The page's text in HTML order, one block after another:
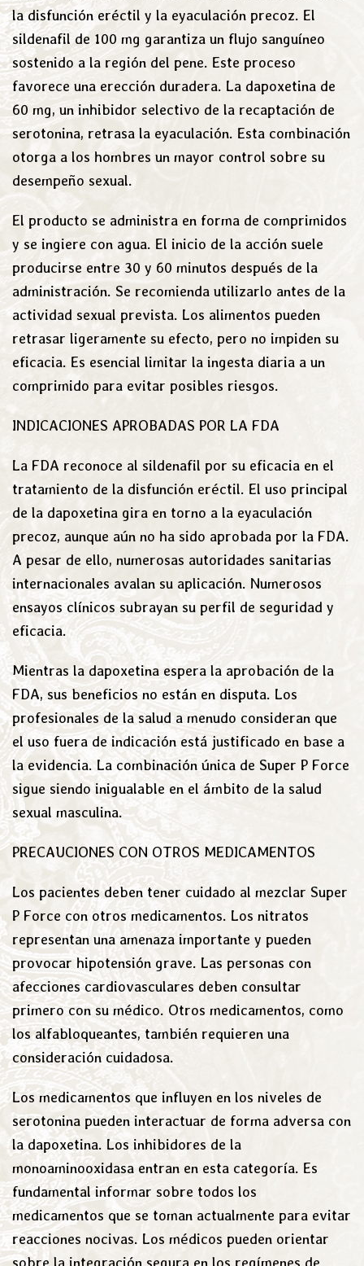
la disfunción eréctil y la eyaculación precoz. El
sildenafil de 100 mg garantiza un flujo sanguíneo
sostenido a la región del pene. Este proceso
favorece una erección duradera. La dapoxetina de
60 mg, un inhibidor selectivo de la recaptación de
serotonina, retrasa la eyaculación. Esta combinación
otorga a los hombres un mayor control sobre su
desempeño sexual.
El producto se administra en forma de comprimidos
y se ingiere con agua. El inicio de la acción suele
producirse entre 30 y 60 minutos después de la
administración. Se recomienda utilizarlo antes de la
actividad sexual prevista. Los alimentos pueden
retrasar ligeramente su efecto, pero no impiden su
eficacia. Es esencial limitar la ingesta diaria a un
comprimido para evitar posibles riesgos.
INDICACIONES APROBADAS POR LA FDA
La FDA reconoce al sildenafil por su eficacia en el
tratamiento de la disfunción eréctil. El uso principal
de la dapoxetina gira en torno a la eyaculación
precoz, aunque aún no ha sido aprobada por la FDA.
A pesar de ello, numerosas autoridades sanitarias
internacionales avalan su aplicación. Numerosos
ensayos clínicos subrayan su perfil de seguridad y
eficacia.
Mientras la dapoxetina espera la aprobación de la
FDA, sus beneficios no están en disputa. Los
profesionales de la salud a menudo consideran que
el uso fuera de indicación está justificado en base a
la evidencia. La combinación única de Super P Force
sigue siendo inigualable en el ámbito de la salud
sexual masculina.
PRECAUCIONES CON OTROS MEDICAMENTOS
Los pacientes deben tener cuidado al mezclar Super
P Force con otros medicamentos. Los nitratos
representan una amenaza importante y pueden
provocar hipotensión grave. Las personas con
afecciones cardiovasculares deben consultar
primero con su médico. Otros medicamentos, como
los alfabloqueantes, también requieren una
consideración cuidadosa.
Los medicamentos que influyen en los niveles de
serotonina pueden interactuar de forma adversa con
la dapoxetina. Los inhibidores de la
monoaminooxidasa entran en esta categoría. Es
fundamental informar sobre todos los
medicamentos que se toman actualmente para evitar
reacciones nocivas. Los médicos pueden orientar
sobre la integración segura en los regímenes de